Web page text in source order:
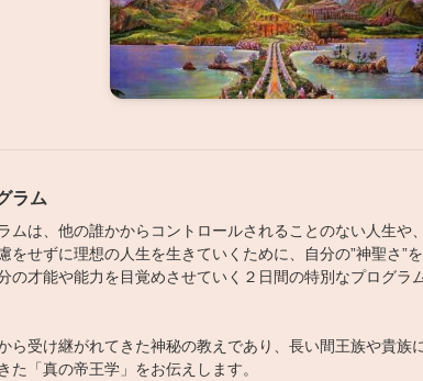
ラム
ムは、他の誰かからコントロールされることのない人生や
をせずに理想の人生を生きていくために、自分の”神聖さ”
の才能や能力を目覚めさせていく２日間の特別なプログラ
ら受け継がれてきた神秘の教えであり、長い間王族や貴族
た「真の帝王学」をお伝えします。